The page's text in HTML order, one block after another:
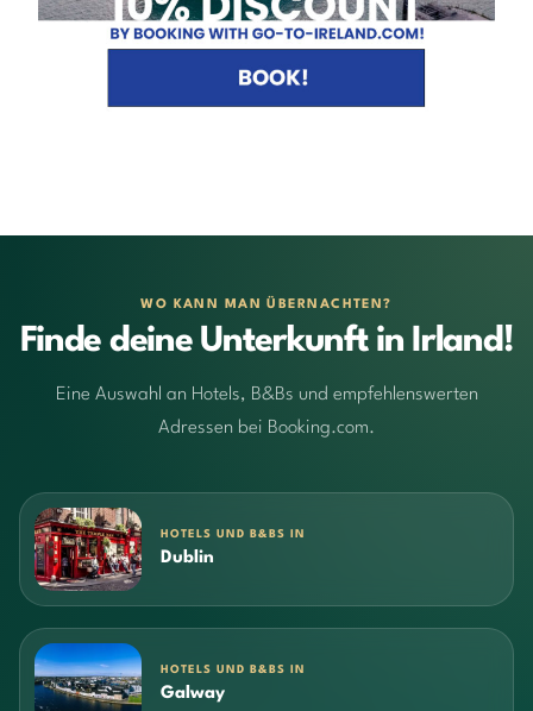
WO KANN MAN ÜBERNACHTEN?
Finde deine Unterkunft in Irland!
Eine Auswahl an Hotels, B&Bs und empfehlenswerten
Adressen bei Booking.com.
HOTELS UND B&BS IN
Dublin
HOTELS UND B&BS IN
Galway